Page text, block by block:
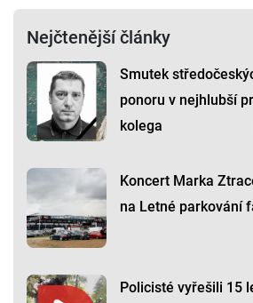
Nejčtenější články
Smutek
ponoru v nejhlubší
kolega
Koncert Marka
na Letné parkování
Policisté vyřešili 15